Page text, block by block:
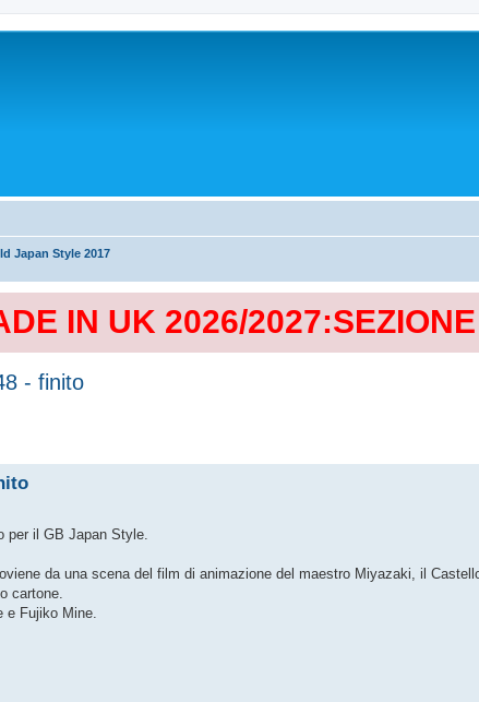
Japan Style 2017
IN UK 2026/
- finito
per il GB Japan Style.
da una scena del film di animazione del maestro Miyazaki, il
cartone.
e Fujiko Mine.